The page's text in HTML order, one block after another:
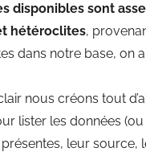
disponibles sont
hétéroclites,
dans notre base, on
nous créons tout
lister les données
leur source,